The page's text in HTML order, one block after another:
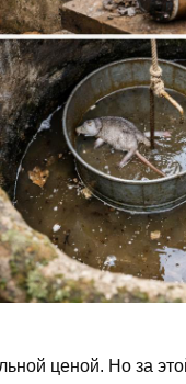
ценой. Но за